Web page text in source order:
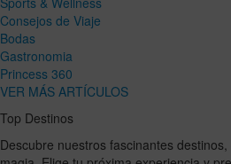
Consejos de Viaje
Bodas
Gastronomia
Princess 360
VER MÁS ARTÍCULOS
Top Destinos
Descubre nuestros fascinantes